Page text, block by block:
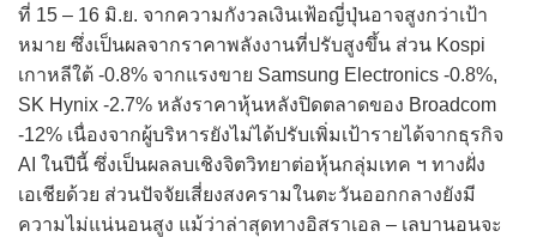
ที่ 15 – 16 มิ.ย. จากความกังวลเงินเฟ้อญี่ปุ่นอาจสูงกว่าเป้า
หมาย ซึ่งเป็นผลจากราคาพลังงานที่ปรับสูงขึ้น ส่วน Kospi
เกาหลีใต้ -0.8% จากแรงขาย Samsung Electronics -0.8%,
SK Hynix -2.7% หลังราคาหุ้นหลังปิดตลาดของ Broadcom
-12% เนื่องจากผู้บริหารยังไม่ได้ปรับเพิ่มเป้ารายได้จากธุรกิจ
AI ในปีนี้ ซึ่งเป็นผลลบเชิงจิตวิทยาต่อหุ้นกลุ่มเทค ฯ ทางฝั่ง
เอเชียด้วย ส่วนปัจจัยเสี่ยงสงครามในตะวันออกกลางยังมี
ความไม่แน่นอนสูง แม้ว่าล่าสุดทางอิสราเอล – เลบานอนจะ